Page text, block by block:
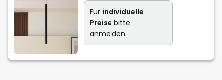
Für individuelle
Preise bitte
anmelden